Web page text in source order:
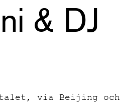
& DJ
via Beijing och